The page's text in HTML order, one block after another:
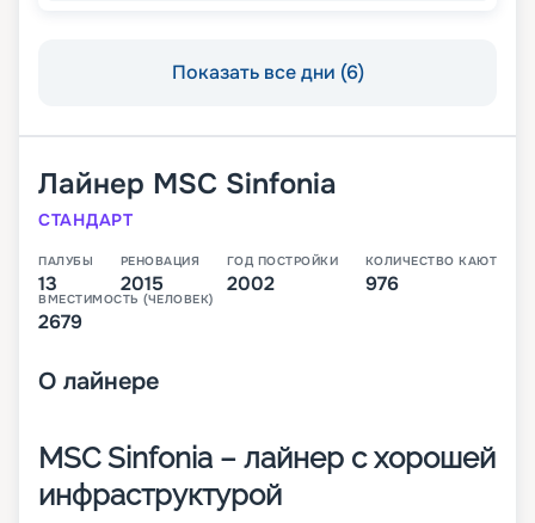
Показать все дни (6)
Лайнер MSC Sinfonia
СТАНДАРТ
ПАЛУБЫ
13
РЕНОВАЦИЯ
2015
ГОД ПОСТРОЙКИ
2002
КОЛИЧЕСТВО КАЮТ
976
ВМЕСТИМОСТЬ (ЧЕЛОВЕК)
2679
О лайнере
MSC Sinfonia – лайнер с хорошей
инфраструктурой